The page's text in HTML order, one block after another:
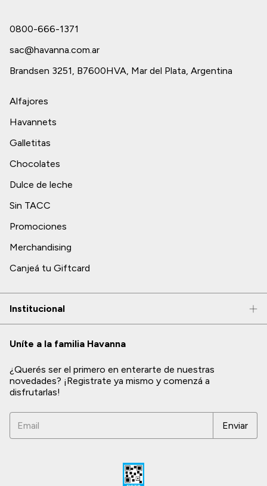
0800-666-1371
sac@havanna.com.ar
Brandsen 3251, B7600HVA, Mar del Plata, Argentina
Alfajores
Havannets
Galletitas
Chocolates
Dulce de leche
Sin TACC
Promociones
Merchandising
Canjeá tu Giftcard
Institucional
Uníte a la familia Havanna
¿Querés ser el primero en enterarte de nuestras
novedades? ¡Registrate ya mismo y comenzá a
disfrutarlas!